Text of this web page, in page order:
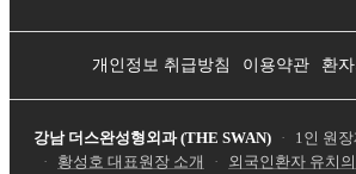
개인정보 취급방침 이용약관 환
강남 더스완성형외과 (THE SWAN) ·
1인 원
·
황성호 대표원장 소개 ·
외국인환자 유치